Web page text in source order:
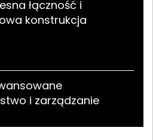
łączność i
konstrukcja
i zarządzanie